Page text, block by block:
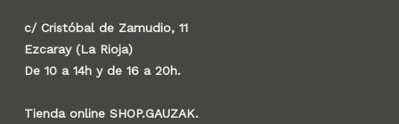
c/ Cristóbal de Zamudio, 11
Ezcaray (La Rioja)
De 10 a 14h y de 16 a 20h.
Tienda online SHOP.GAUZAK.